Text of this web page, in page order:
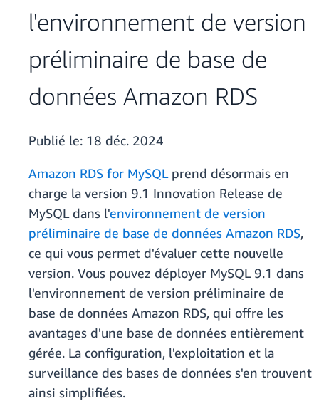
l'environnement de version
préliminaire de base de
données Amazon RDS
Publié le: 18 déc. 2024
Amazon RDS for MySQLprend désormais en
charge la version 9.1 Innovation Release de
MySQL dans l'environnement de version
préliminaire de base de données Amazon RDS,
ce qui vous permet d'évaluer cette nouvelle
version. Vous pouvez déployer MySQL 9.1 dans
l'environnement de version préliminaire de
base de données Amazon RDS, qui offre les
avantages d'une base de données entièrement
gérée. La configuration, l'exploitation et la
surveillance des bases de données s'en trouvent
ainsi simplifiées.